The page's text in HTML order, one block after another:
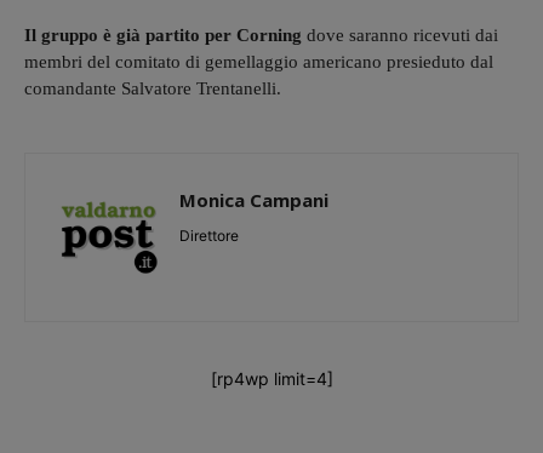
Il gruppo è già partito per Corning dove saranno ricevuti dai
membri del comitato di gemellaggio americano presieduto dal
comandante Salvatore Trentanelli.
Monica Campani
Direttore
[rp4wp limit=4]